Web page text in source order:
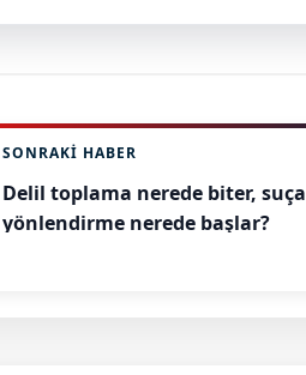
SONRAKI HABER
Delil toplama nerede biter, suça
yönlendirme nerede başlar?